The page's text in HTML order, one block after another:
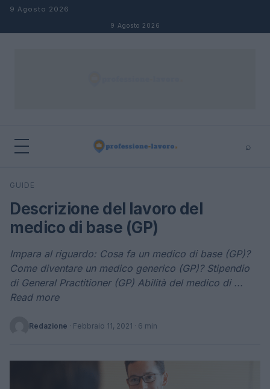
Salta al contenuto
9 Agosto 2026
9 Agosto 2026
⌕
Cerca
GUIDE
Descrizione del lavoro del
medico di base (GP)
Impara al riguardo: Cosa fa un medico di base (GP)?
Come diventare un medico generico (GP)? Stipendio
di General Practitioner (GP) Abilità del medico di ...
Read more
Redazione · Febbraio 11, 2021 · 6 min